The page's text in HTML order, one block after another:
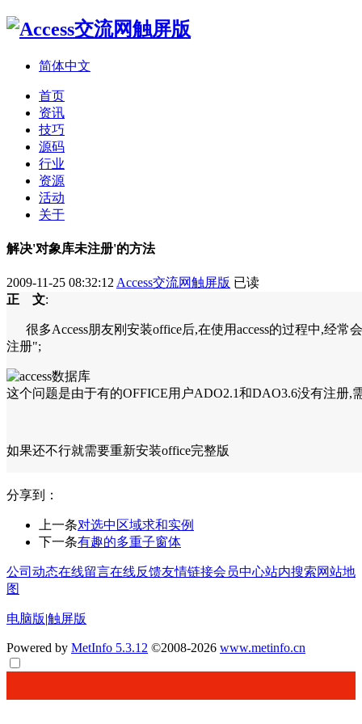
简体中文
首页
资讯
技巧
源码
行业
资源
活动
关于
解决'对象库未注册'的方法
2009-11-25 08:32:12 Access交流网触屏版 已读
正 文:
很多Access朋友刚安装office后,在使用access的过程中,经常
注册";
这个问题是由于有的OFFICE用户ADO2.1和DAO3.6没有注册,
如果还不行就需要重新安装office完整版
分享到：
上一条对选中区域求和实例
下一条有趣的多重子窗体
公司动态在线留言在线反馈友情链接会员中心站内搜索网站地
图
电脑版|触屏版
Powered by MetInfo 5.3.12 ©2008-2026 www.metinfo.cn